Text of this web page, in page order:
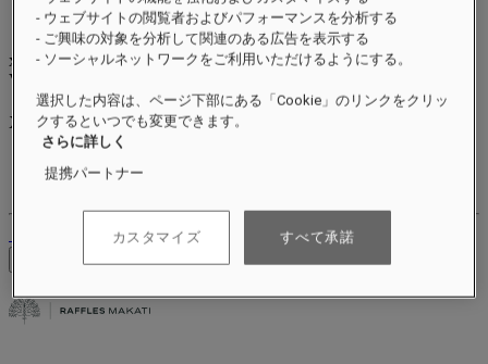
xxxxxxxx
Valid until
リワードポイント
XXXpts
ご予約
- ウェブサイトの閲覧者およびパフォーマンスを分析する
- ご興味の対象を分析して関連のある広告を表示する
- ソーシャルネットワークをご利用いただけるようにする。
選択した内容は、ページ下部にある「Cookie」のリンクをクリッ
クするといつでも変更できます。
さらに詳しく
提携パートナー
カスタマイズ すべて承諾